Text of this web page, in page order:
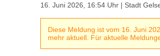
16. Juni 2026, 16:54 Uhr | Stadt
Diese Meldung ist vom 16. Juni
mehr aktuell. Für aktuelle